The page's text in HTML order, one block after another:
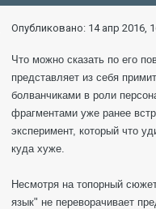
Опубликовано: 14 апр 2016,
Что можно сказать по его
представляет из себя
болванчиками в роли
фрагментами уже ранее
эксперимент, который что
куда хуже.
Несмотря на топорный
язык" не переворачивает